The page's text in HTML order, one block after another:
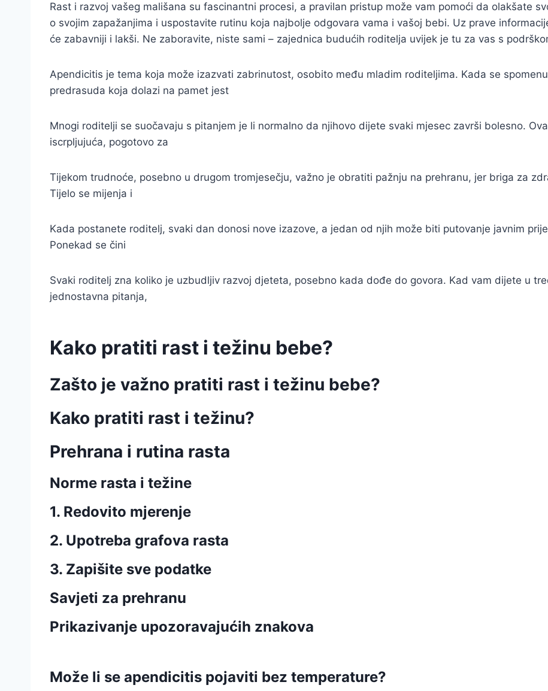
Rast i razvoj vašeg mališana su fascinantni procesi, a pravilan pristup može vam pomoći da olakšate
o svojim zapažanjima i uspostavite rutinu koja najbolje odgovara vama i vašoj bebi. Uz prave
će zabavniji i lakši. Ne zaboravite, niste sami – zajednica budućih roditelja uvijek je tu za vas s
Apendicitis je tema koja može izazvati zabrinutost, osobito među mladim roditeljima. Kada se
predrasuda koja dolazi na pamet jest
Mnogi roditelji se suočavaju s pitanjem je li normalno da njihovo dijete svaki mjesec završi bolesno.
iscrpljujuća, pogotovo za
Tijekom trudnoće, posebno u drugom tromjesečju, važno je obratiti pažnju na prehranu, jer briga za
Tijelo se mijenja i
Kada postanete roditelj, svaki dan donosi nove izazove, a jedan od njih može biti putovanje javnim
Ponekad se čini
Svaki roditelj zna koliko je uzbudljiv razvoj djeteta, posebno kada dođe do govora. Kad vam dijete u
jednostavna pitanja,
Kako pratiti rast i težinu bebe?
Zašto je važno pratiti rast i težinu bebe?
Kako pratiti rast i težinu?
Prehrana i rutina rasta
Norme rasta i težine
1. Redovito mjerenje
2. Upotreba grafova rasta
3. Zapišite sve podatke
Savjeti za prehranu
Prikazivanje upozoravajućih znakova
Može li se apendicitis pojaviti bez temperature?